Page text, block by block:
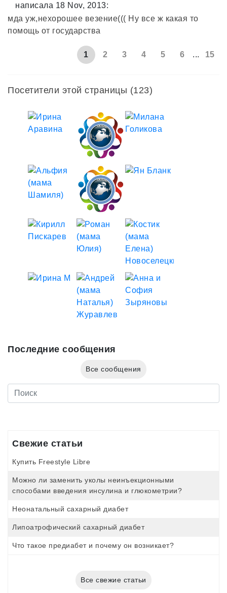
написала 18 Nov, 2013:
мда уж,нехорошее везение((( Ну все ж какая то
помощь от государства
1 2 3 4 5 6 ... 15
Посетители этой страницы (123)
Последние сообщения
Все сообщения
Свежие статьи
Купить Freestyle Libre
Можно ли заменить уколы неинъекционными
способами введения инсулина и глюкометрии?
Неонатальный сахарный диабет
Липоатрофический сахарный диабет
Что такое предиабет и почему он возникает?
Все свежие статьи